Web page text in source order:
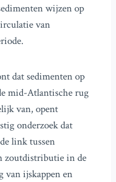
wijzen op
van
dat sedimenten op
mid-Atlantische rug
van, opent
onderzoek dat
link tussen
zoutdistributie in de
van ijskappen en